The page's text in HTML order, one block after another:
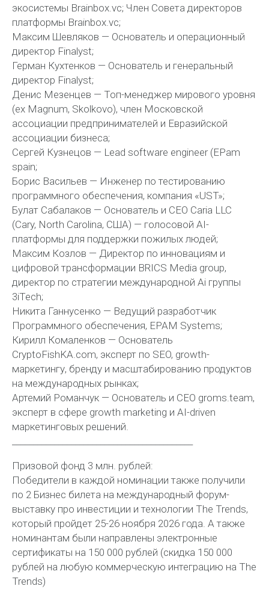
экосистемы Brainbox.vc; Член Совета директоров
платформы Brainbox.vc;
Максим Шевляков — Основатель и операционный
директор Finalyst;
Герман Кухтенков — Основатель и генеральный
директор Finalyst;
Денис Мезенцев — Топ-менеджер мирового уровня
(ex Magnum, Skolkovo), член Московской
ассоциации предпринимателей и Евразийской
ассоциации бизнеса;
Сергей Кузнецов — Lead software engineer (EPam
spain;
Борис Васильев — Инженер по тестированию
программного обеспечения, компания «UST»;
Булат Сабалаков — Основатель и CEO Caria LLC
(Cary, North Carolina, США) — голосовой AI-
платформы для поддержки пожилых людей;
Максим Козлов — Директор по инновациям и
цифровой трансформации BRICS Media group,
директор по стратегии международной Ai группы
3iTech;
Никита Ганнусенко — Ведущий разработчик
Программного обеспечения, EPAM Systems;
Кирилл Комаленков — Основатель
CryptoFishKA.com, эксперт по SEO, growth-
маркетингу, бренду и масштабированию продуктов
на международных рынках;
Артемий Романчук — Основатель и СЕО groms.team,
эксперт в сфере growth marketing и AI-driven
маркетинговых решений.
Призовой фонд 3 млн. рублей:
Победители в каждой номинации также получили
по 2 Бизнес билета на международный форум-
выставку про инвестиции и технологии The Trends,
который пройдет 25-26 ноября 2026 года. А также
номинантам были направлены электронные
сертификаты на 150 000 рублей (скидка 150 000
рублей на любую коммерческую интеграцию на The
Trends)